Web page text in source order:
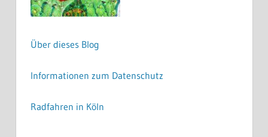
Über dieses Blog
Informationen zum Datenschutz
Radfahren in Köln